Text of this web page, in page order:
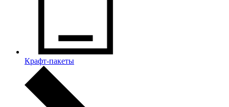
Крафт-пакеты